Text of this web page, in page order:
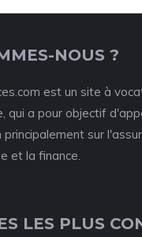
NOUS ?
est un site à
qui a pour objectif
sur
et la finance.
LES PLUS